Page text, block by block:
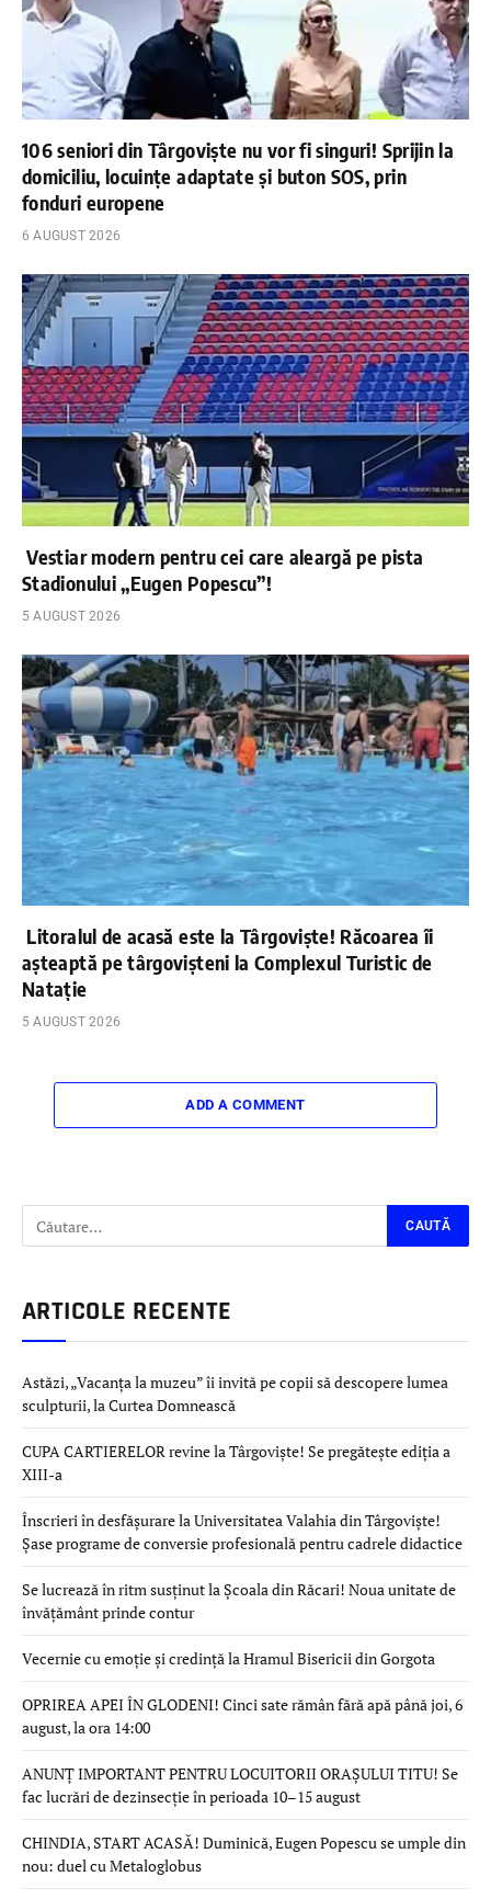
106 seniori din Târgoviște nu vor fi singuri! Sprijin la
domiciliu, locuințe adaptate și buton SOS, prin
fonduri europene
6 AUGUST 2026
Vestiar modern pentru cei care aleargă pe pista
Stadionului „Eugen Popescu”!
5 AUGUST 2026
Litoralul de acasă este la Târgoviște! Răcoarea îi
așteaptă pe târgovișteni la Complexul Turistic de
Natație
5 AUGUST 2026
ADD A COMMENT
ARTICOLE RECENTE
Astăzi, „Vacanța la muzeu” îi invită pe copii să descopere lumea
sculpturii, la Curtea Domnească
CUPA CARTIERELOR revine la Târgoviște! Se pregătește ediția a
XIII-a
Înscrieri în desfășurare la Universitatea Valahia din Târgoviște!
Șase programe de conversie profesională pentru cadrele didactice
Se lucrează în ritm susținut la Școala din Răcari! Noua unitate de
învățământ prinde contur
Vecernie cu emoție și credință la Hramul Bisericii din Gorgota
OPRIREA APEI ÎN GLODENI! Cinci sate rămân fără apă până joi, 6
august, la ora 14:00
ANUNȚ IMPORTANT PENTRU LOCUITORII ORAȘULUI TITU! Se
fac lucrări de dezinsecție în perioada 10–15 august
CHINDIA, START ACASĂ! Duminică, Eugen Popescu se umple din
nou: duel cu Metaloglobus